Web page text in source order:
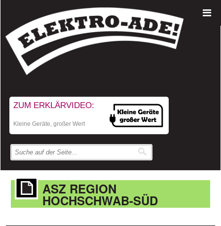
ZUM ERKLÄRVIDEO:
Kleine Geräte, großer Wert
ASZ REGION
HOCHSCHWAB-SÜD